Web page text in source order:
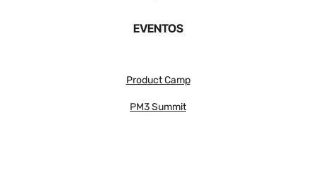
EVENTOS
Product Camp
PM3 Summit